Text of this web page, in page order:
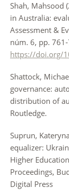
Shah, Mahsood
in Australia:
Assessment &
núm. 6, pp.
https://doi.org/
Shattock,
governance:
distribution of
Routledge.
Suprun,
equalizer:
Higher
Proceedings,
Digital Press